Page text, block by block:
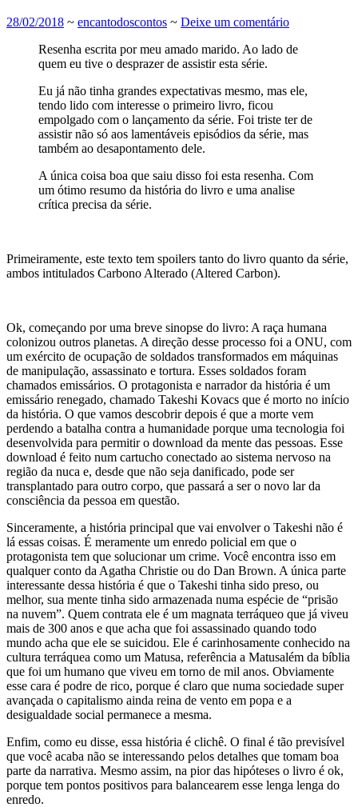
28/02/2018 ~ encantodoscontos ~ Deixe um comentário
Resenha escrita por meu amado marido. Ao lado de
quem eu tive o desprazer de assistir esta série.
Eu já não tinha grandes expectativas mesmo, mas ele,
tendo lido com interesse o primeiro livro, ficou
empolgado com o lançamento da série. Foi triste ter de
assistir não só aos lamentáveis episódios da série, mas
também ao desapontamento dele.
A única coisa boa que saiu disso foi esta resenha. Com
um ótimo resumo da história do livro e uma analise
crítica precisa da série.
Primeiramente, este texto tem spoilers tanto do livro quanto da série,
ambos intitulados Carbono Alterado (Altered Carbon).
Ok, começando por uma breve sinopse do livro: A raça humana
colonizou outros planetas. A direção desse processo foi a ONU, com
um exército de ocupação de soldados transformados em máquinas
de manipulação, assassinato e tortura. Esses soldados foram
chamados emissários. O protagonista e narrador da história é um
emissário renegado, chamado Takeshi Kovacs que é morto no início
da história. O que vamos descobrir depois é que a morte vem
perdendo a batalha contra a humanidade porque uma tecnologia foi
desenvolvida para permitir o download da mente das pessoas. Esse
download é feito num cartucho conectado ao sistema nervoso na
região da nuca e, desde que não seja danificado, pode ser
transplantado para outro corpo, que passará a ser o novo lar da
consciência da pessoa em questão.
Sinceramente, a história principal que vai envolver o Takeshi não é
lá essas coisas. É meramente um enredo policial em que o
protagonista tem que solucionar um crime. Você encontra isso em
qualquer conto da Agatha Christie ou do Dan Brown. A única parte
interessante dessa história é que o Takeshi tinha sido preso, ou
melhor, sua mente tinha sido armazenada numa espécie de “prisão
na nuvem”. Quem contrata ele é um magnata terráqueo que já viveu
mais de 300 anos e que acha que foi assassinado quando todo
mundo acha que ele se suicidou. Ele é carinhosamente conhecido na
cultura terráquea como um Matusa, referência a Matusalém da bíblia
que foi um humano que viveu em torno de mil anos. Obviamente
esse cara é podre de rico, porque é claro que numa sociedade super
avançada o capitalismo ainda reina de vento em popa e a
desigualdade social permanece a mesma.
Enfim, como eu disse, essa história é clichê. O final é tão previsível
que você acaba não se interessando pelos detalhes que tomam boa
parte da narrativa. Mesmo assim, na pior das hipóteses o livro é ok,
porque tem pontos positivos para balancearem esse lenga lenga do
enredo.